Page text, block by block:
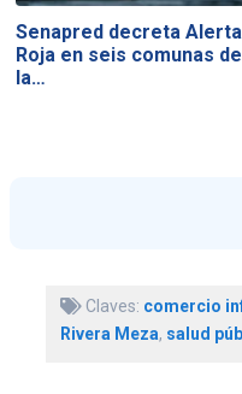
Senapred decreta Alerta
Roja en seis comunas de
la…
Claves: comercio
Rivera Meza, salud